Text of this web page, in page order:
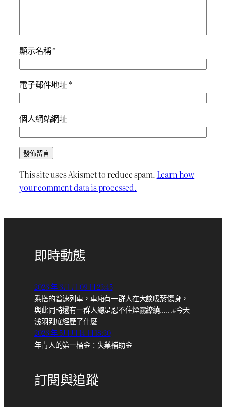
顯示名稱*
電子郵件地址*
個人網站網址
This site uses Akismet to reduce spam. Learn how
your comment data is processed.
即時動態
2026 年 6月 月 09 日 23:45
乘搭的普速列車，車廂有一群人在大談吸菸傷身，
與此同時還有一群人總是忍不住煙霧繚繞……#今天
浅羽到底經歷了什麼
2026 年 5月 月 14 日 18:30
年青人的第一桶金：失業補助金
訂閱與追蹤